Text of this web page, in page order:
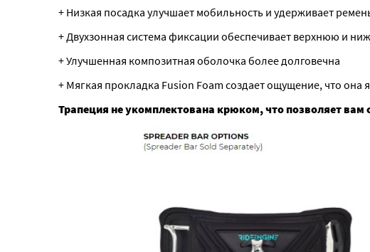
+ Низкая посадка улучшает мобильность и удерживает
+ Двухзонная система фиксации обеспечивает верхнюю и
+ Улучшенная композитная оболочка более долговечна
+ Мягкая прокладка Fusion Foam создает ощущение, что она
Трапеция не укомплектована крюком, что позволяет